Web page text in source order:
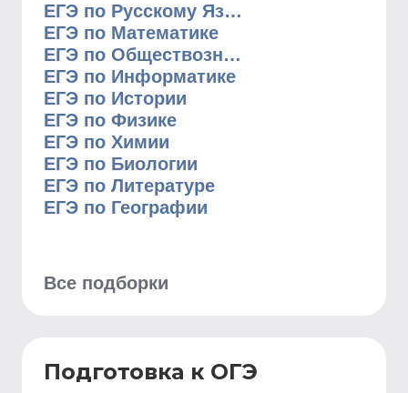
ЕГЭ по Русскому Языку
ЕГЭ по Математике
ЕГЭ по Обществознанию
ЕГЭ по Информатике
ЕГЭ по Истории
ЕГЭ по Физике
ЕГЭ по Химии
ЕГЭ по Биологии
ЕГЭ по Литературе
ЕГЭ по Географии
Все подборки
Подготовка к ОГЭ